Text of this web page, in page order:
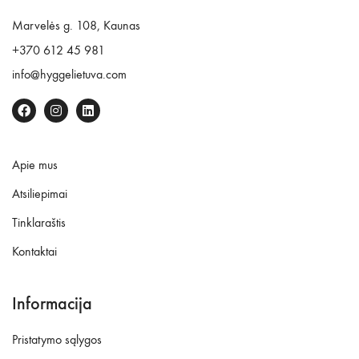
Marvelės g. 108, Kaunas
+370 612 45 981
info@hyggelietuva.com
Apie mus
Atsiliepimai
Tinklaraštis
Kontaktai
Informacija
Pristatymo sąlygos